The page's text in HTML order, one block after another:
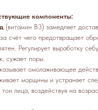
компоненты:
(витамин B3) замедляет
счёт чего предотвращает
Регулирует выработку
сужает поры.
омолаживающее
морщины и устраняет
лица, воздействуя на